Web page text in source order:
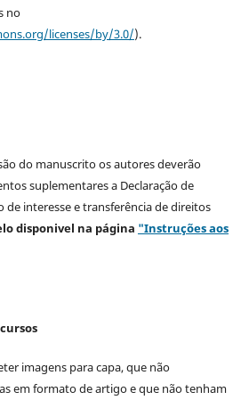
no
licenses/by/3.0/).
do manuscrito os autores deverão
suplementares a Declaração de
de interesse e transferência de direitos
disponivel na página "Instruções aos
imagens para capa, que não
em formato de artigo e que não tenham